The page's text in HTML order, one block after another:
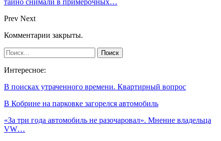
тайно снимали в примерочных…
Prev Next
Комментарии закрыты.
Интересное:
В поисках утраченного времени. Квартирный вопрос
В Кобрине на парковке загорелся автомобиль
«За три года автомобиль не разочаровал». Мнение владельца
VW…